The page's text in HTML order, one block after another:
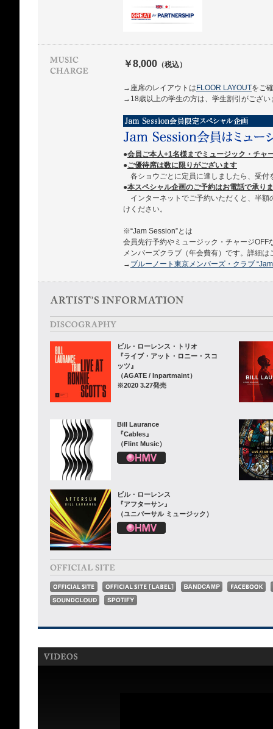
￥8,000 （税込）
→座席のレイアウトはFLOOR LAYOUTをご
→18歳以上の学生の方は、学生割引がござい
●会員ご本人+1名様までミュージック・チャ
●ご優待席は数に限りがございます
各ショウごとに定員に達しましたら、受付
●本スペシャル企画のご予約はお電話で承り
インターネットでご予約いただくと、半額
けください。
※“Jam Session”とは
会員先行予約やミュージック・チャージ
メンバーズクラブ（年会費有）です。詳細
→ ブルーノート東京メンバーズ・クラブ
ビル・ローレンス・トリオ
『ライブ・アット・ロニー・スコ
ッツ』
（AGATE / Inpartmaint）
※2020 3.27発売
Bill Laurance
『Cables』
（Flint Music）
ビル・ローレンス
『アフターサン』
（ユニバーサル ミュージック）